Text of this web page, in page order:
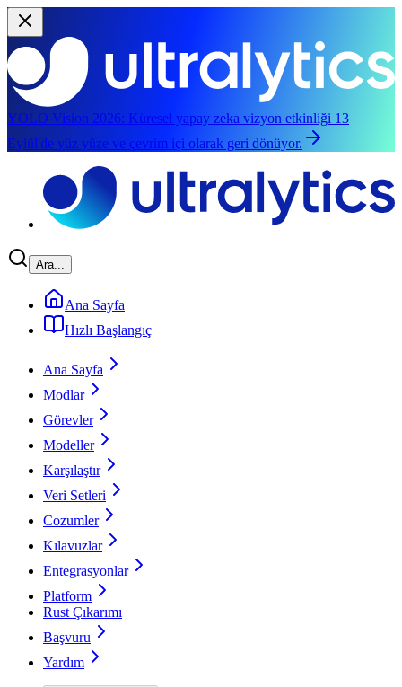
YOLO Vision 2026: Küresel yapay zeka vizyon etkinliği 13
Eylül'de yüz yüze ve çevrim içi olarak geri dönüyor.
Ara...
Ana Sayfa
Hızlı Başlangıç
Ana Sayfa
Modlar
Görevler
Modeller
Karşılaştır
Veri Setleri
Cozumler
Kılavuzlar
Entegrasyonlar
Platform
Rust Çıkarımı
Başvuru
Yardım